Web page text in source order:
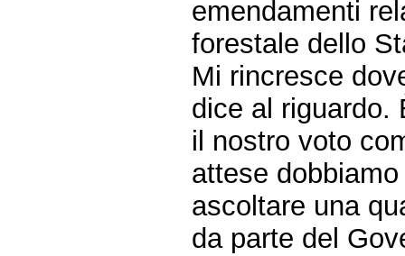
emendamenti
forestale dello
Mi rincresce
dice al riguardo.
il nostro voto
attese
ascoltare una
da parte del